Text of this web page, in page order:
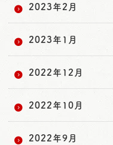
2023年2月
2023年1月
2022年12月
2022年10月
2022年9月